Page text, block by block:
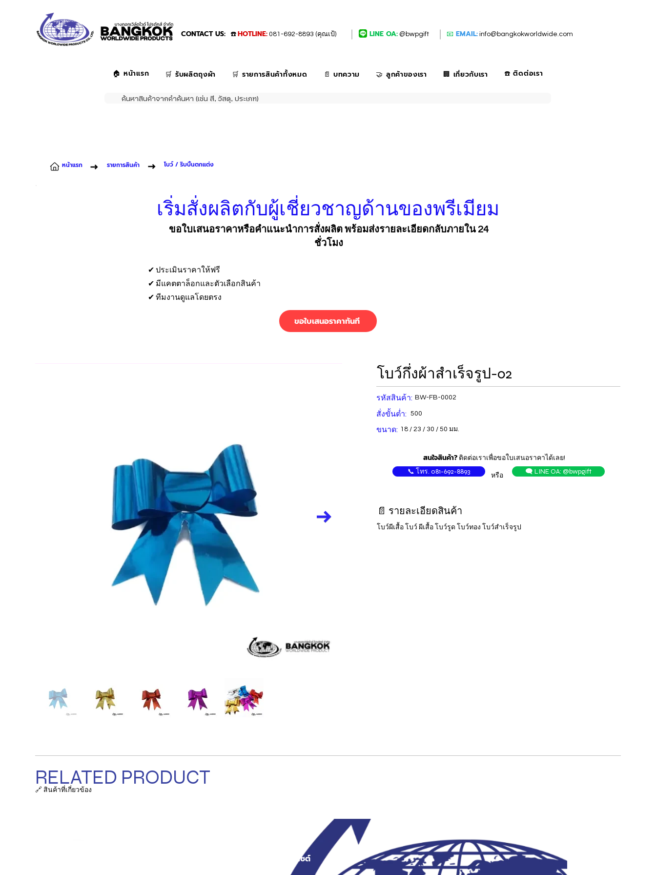
CONTACT US: ☎️ HOTLINE: 081-692-8893 (คุณเป้) LINE OA: @bwpgift 📧 EMAIL: info@bangkokworldwide.com
🏠 หน้าแรก 🛒 รับผลิตถุงผ้า 🛒 รายการสินค้าทั้งหมด 📄 บทความ 🤝 ลูกค้าของเรา 🏢 เกี่ยวกับเรา ☎️ ติดต่อเรา
ค้นหาสินค้าจากคำค้นหา (เช่น สี, วัสดุ, ประเภท)
หน้าแรก รายการสินค้า โบว์ / ริบบิ้นตกแต่ง
เริ่มสั่งผลิตกับผู้เชี่ยวชาญด้านของพรีเมียม
ขอใบเสนอราคาหรือคำแนะนำการสั่งผลิต พร้อมส่งรายละเอียดกลับภายใน 24
ชั่วโมง
✔ ประเมินราคาให้ฟรี
✔ มีแคตตาล็อกและตัวเลือกสินค้า
✔ ทีมงานดูแลโดยตรง
ขอใบเสนอราคาทันที
โบว์กึ่งผ้าสำเร็จรูป-02
รหัสสินค้า: BW-FB-0002
สั่งขั้นต่ำ: 500
ขนาด: 18 / 23 / 30 / 50 มม.
สนใจสินค้า? ติดต่อเราเพื่อขอใบเสนอราคาได้เลย!
📞 โทร. 081-692-8893 หรือ 🗨️ LINE OA: @bwpgift
📄 รายละเอียดสินค้า
โบว์ผีเสื้อ โบว์ ผีเสื้อ โบว์รูด โบว์ทอง โบว์สำเร็จรูป
RELATED PRODUCT
🔗 สินค้าที่เกี่ยวข้อง
เมนูเว็บไซต์
หน้าแรก